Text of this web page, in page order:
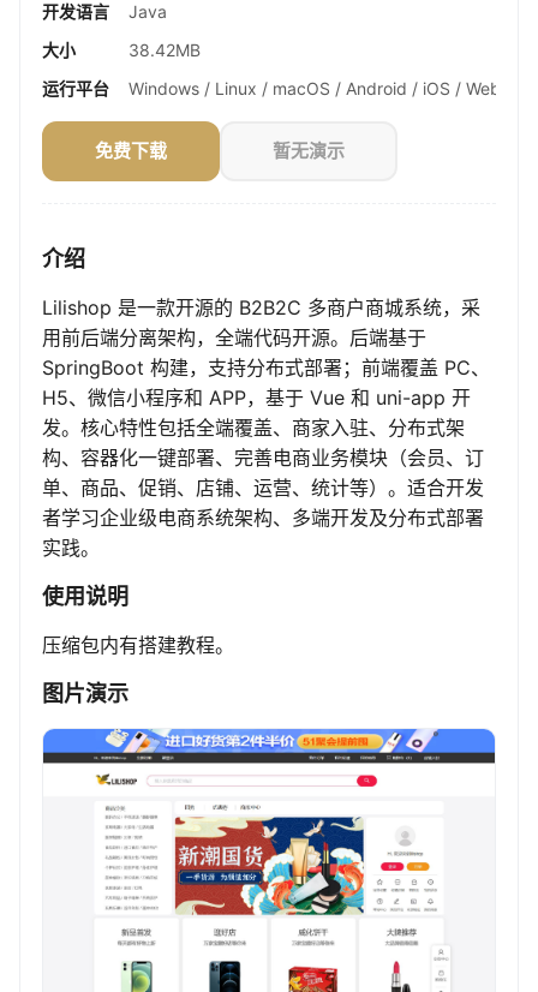
开发语言
Java
大小
38.42MB
运行平台
Windows / Linux / macOS / Android / iOS / Web
免费下载 暂无演示
介绍
Lilishop 是一款开源的 B2B2C 多商户商城系统，采
用前后端分离架构，全端代码开源。后端基于
SpringBoot 构建，支持分布式部署；前端覆盖 PC、
H5、微信小程序和 APP，基于 Vue 和 uni-app 开
发。核心特性包括全端覆盖、商家入驻、分布式架
构、容器化一键部署、完善电商业务模块（会员、订
单、商品、促销、店铺、运营、统计等）。适合开发
者学习企业级电商系统架构、多端开发及分布式部署
实践。
使用说明
压缩包内有搭建教程。
图片演示